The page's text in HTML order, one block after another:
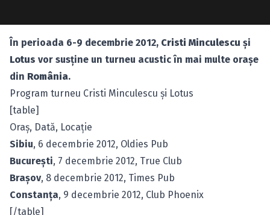
În perioada 6-9 decembrie 2012, Cristi Minculescu şi
Lotus vor susţine un turneu acustic în mai multe oraşe
din România.
Program turneu Cristi Minculescu şi Lotus
[table]
Oraş, Dată, Locaţie
Sibiu, 6 decembrie 2012, Oldies Pub
Bucureşti, 7 decembrie 2012, True Club
Braşov, 8 decembrie 2012, Times Pub
Constanţa, 9 decembrie 2012, Club Phoenix
[/table]